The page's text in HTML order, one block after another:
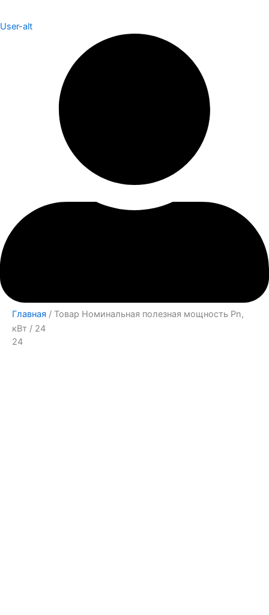
User-alt
Главная / Товар Номинальная полезная мощность Pn,
кВт / 24
24